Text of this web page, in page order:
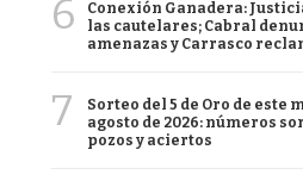
6
Conexión Ganadera:
las cautelares; Cabral
amenazas y Carrasco
7
Sorteo del 5 de Oro de este
agosto de 2026: números
pozos y aciertos